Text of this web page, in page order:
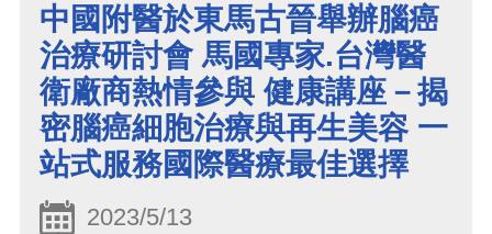
中國附醫於東馬古晉舉辦腦癌
治療研討會 馬國專家.台灣醫
衛廠商熱情參與 健康講座－揭
密腦癌細胞治療與再生美容 一
站式服務國際醫療最佳選擇
2023/5/13